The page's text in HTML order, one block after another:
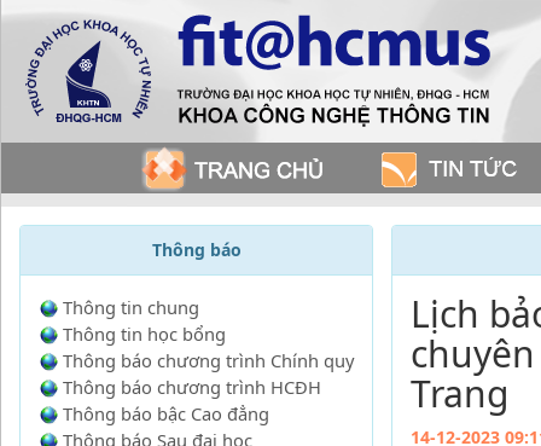
Thông báo
Thông tin chung
Thông tin học bổng
Thông báo chương trình Chính quy
Thông báo chương trình HCĐH
Thông báo bậc Cao đẳng
Thông báo Sau đại học
Lịch
Trang
14-12-2023